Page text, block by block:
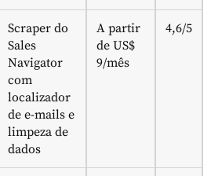
Scraper do
Sales
Navigator
com
localizador
de e-mails e
limpeza de
dados
A partir
de US$
9/mês
4,6/5